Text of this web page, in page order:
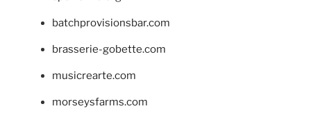
batchprovisionsbar.com
brasserie-gobette.com
musicrearte.com
morseysfarms.com